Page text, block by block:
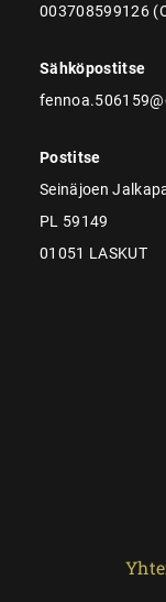
003708599126
Sähköpostitse
Postitse
Seinäjoen
PL 59149
01051 LASKUT